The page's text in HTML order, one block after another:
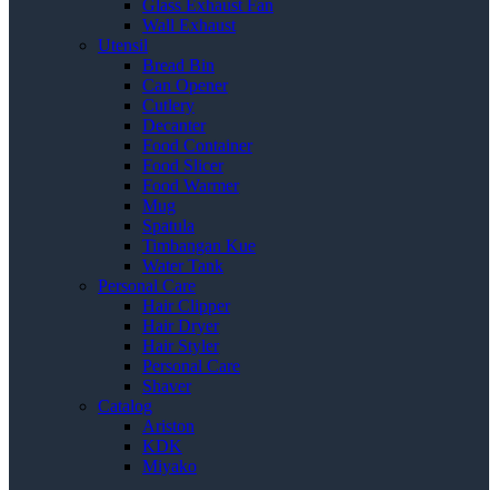
Glass Exhaust Fan
Wall Exhaust
Utensil
Bread Bin
Can Opener
Cutlery
Decanter
Food Container
Food Slicer
Food Warmer
Mug
Spatula
Timbangan Kue
Water Tank
Personal Care
Hair Clipper
Hair Dryer
Hair Styler
Personal Care
Shaver
Catalog
Ariston
KDK
Miyako